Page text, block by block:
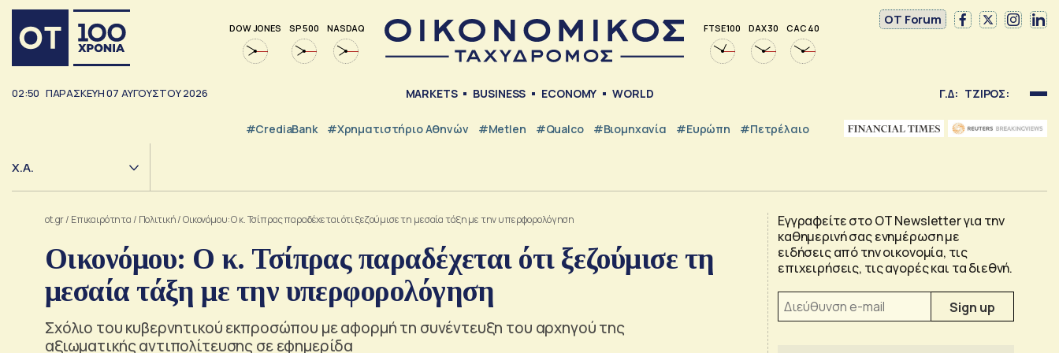
DOW JONES SP 500 NASDAQ FTSE 100 DAX 30 CAC 40
OT Forum
02:50 ΠΑΡΑΣΚΕΥΗ07 ΑΥΓΟΥΣΤΟΥ2026 MARKETS BUSINESS ECONOMY WORLD Γ.Δ: ΤΖΙΡΟΣ:
#CrediaBank #Χρηματιστήριο Αθηνών #metlen #Qualco #Βιομηχανία #Ευρώπη #Πετρέλαιο
Χ.Α.
ot.gr/ Επικαιρότητα / Πολιτική/Οικονόμου: Ο κ. Τσίπρας παραδέχεται ότι ξεζούμισε τη μεσαία τάξη με την υπερφορολόγηση
Οικονόμου: Ο κ. Τσίπρας παραδέχεται ότι ξεζούμισε τη
μεσαία τάξη με την υπερφορολόγηση
Σχόλιο του κυβερνητικού εκπροσώπου με αφορμή τη συνέντευξη του αρχηγού της
αξιωματικής αντιπολίτευσης σε εφημερίδα
Εγγραφείτε στο OT Newsletter για την
καθημερινή σας ενημέρωση με
ειδήσεις από την οικονομία, τις
επιχειρήσεις, τις αγορές και τα διεθνή.